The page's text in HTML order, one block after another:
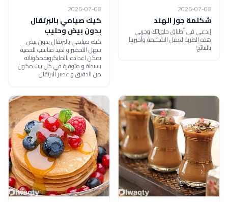
2026-07-08
شكلمة جوز الهند
إبدعي في أطباق حلوياتكِ وجربي
هذه الطرية لعمل الشكلمة وأخبرينا
بالنتائج!
2026-07-08
كيك صيامي بالبرتقال
بدون بيض وحليب
كيك صيامي بالبرتقال بدون بيض
سهل التحضير و لذيذ مناسب للحمية
يمكن اعداده بالمايكرويفمكوناته
بسيطة و متوفرة في كل بيت مكون
من الدقيق و عصير البرتقال